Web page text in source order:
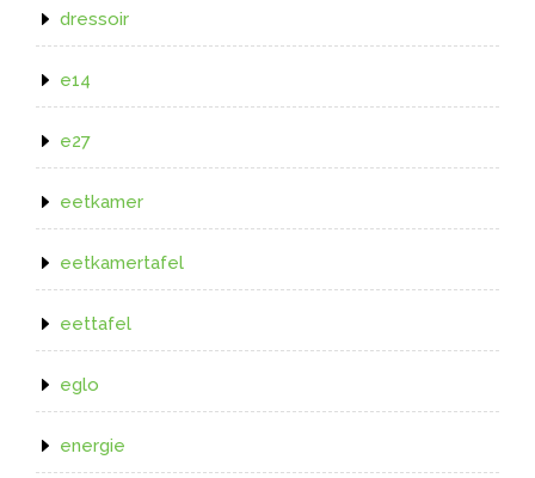
dressoir
e14
e27
eetkamer
eetkamertafel
eettafel
eglo
energie